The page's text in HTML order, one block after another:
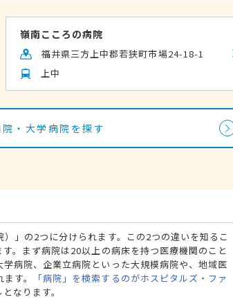
嶺南こころの病院
福井県三方上中郡若狭町市場24-18-1
上中
・大学病院を探す
」の2つに分けられます。この2つの違いを知るこ
。まず病院は20以上の病床を持つ医療機関のこと
病院、企業立病院といった大規模病院や、地域医
す。
「病院」を検索するのがホスピタルズ・ファ
なります。